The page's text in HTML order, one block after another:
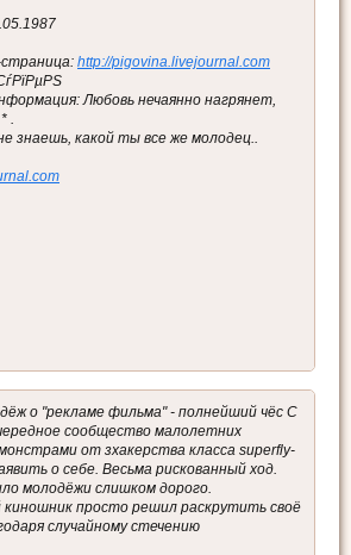
http://pigovina.livejournal.com
Любовь нечаянно нагрянет,
.
знаешь, какой ты все же молодец..
о "рекламе фильма" - полнейший чёс С
сообщество малолетних
от зхакерства класса superfly-
о себе. Весьма рискованный ход.
молодёжи слишком дорого.
просто решил раскрутить своё
случайному стечению